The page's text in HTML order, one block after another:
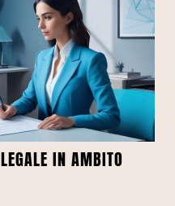
IN AMBITO